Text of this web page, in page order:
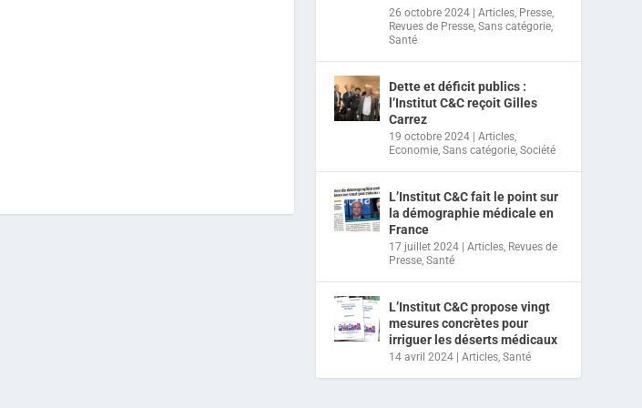
26 octobre 2024 |Articles, Presse,
Revues de Presse,Sans catégorie,
Santé
Dette et déficit publics :
l’Institut C&C reçoit Gilles
Carrez
19 octobre 2024 |Articles,
Economie,Sans catégorie,Société
L’Institut C&C fait le point sur
la démographie médicale en
France
17 juillet 2024 |Articles, Revues de
Presse,Santé
L’Institut C&C propose vingt
mesures concrètes pour
irriguer les déserts médicaux
14 avril 2024 |Articles,Santé